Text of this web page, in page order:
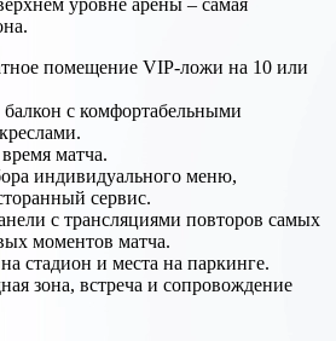
уровне арены – самая
помещение VIP-ложи на 10 или
с комфортабельными
матча.
индивидуального меню,
сервис.
с трансляциями повторов самых
моментов матча.
стадион и места на паркинге.
зона, встреча и сопровождение